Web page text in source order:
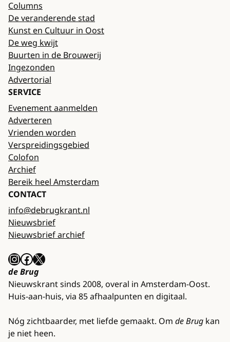
Columns
De veranderende stad
Kunst en Cultuur in Oost
De weg kwijt
Buurten in de Brouwerij
Ingezonden
Advertorial
SERVICE
Evenement aanmelden
Adverteren
Vrienden worden
Verspreidingsgebied
Colofon
Archief
Bereik heel Amsterdam
CONTACT
info@debrugkrant.nl
Nieuwsbrief
Nieuwsbrief archief
InstagramFacebook X
de Brug
Nieuwskrant sinds 2008, overal in Amsterdam-Oost.
Huis-aan-huis, via 85 afhaalpunten en digitaal.
Nóg zichtbaarder, met liefde gemaakt. Om de Brug kan
je niet heen.